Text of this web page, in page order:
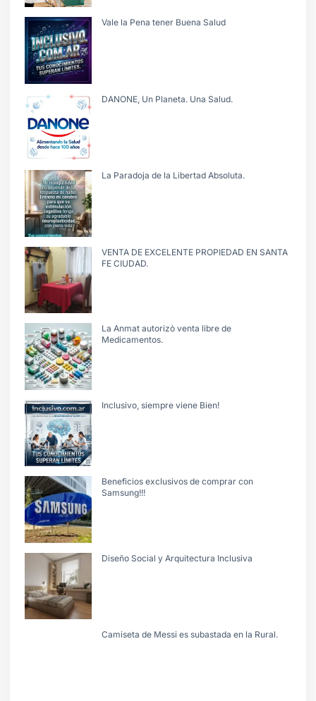
Vale la Pena tener Buena Salud
DANONE, Un Planeta. Una Salud.
La Paradoja de la Libertad Absoluta.
VENTA DE EXCELENTE PROPIEDAD EN SANTA
FE CIUDAD.
La Anmat autorizò venta libre de
Medicamentos.
Inclusivo, siempre viene Bien!
Beneficios exclusivos de comprar con
Samsung!!!
Diseño Social y Arquitectura Inclusiva
Camiseta de Messi es subastada en la Rural.